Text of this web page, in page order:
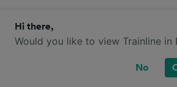
Hi there,
Would you like to view Trainline in
No